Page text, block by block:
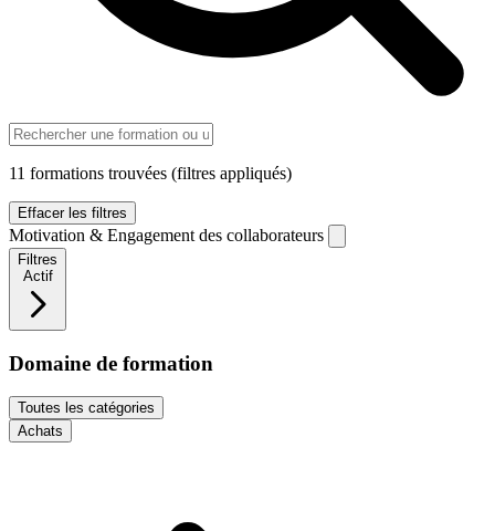
11 formations trouvées (filtres appliqués)
Effacer les filtres
Motivation & Engagement des collaborateurs
Filtres
Actif
Domaine de formation
Toutes les catégories
Achats